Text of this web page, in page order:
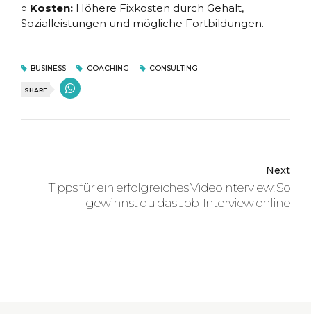
○ Kosten: Höhere Fixkosten durch Gehalt,
Sozialleistungen und mögliche Fortbildungen.
BUSINESS COACHING CONSULTING
SHARE
Next
Tipps für ein erfolgreiches Videointerview: So
gewinnst du das Job-Interview online